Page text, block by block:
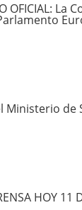
OFICIAL: La
Ministerio de
HOY 11